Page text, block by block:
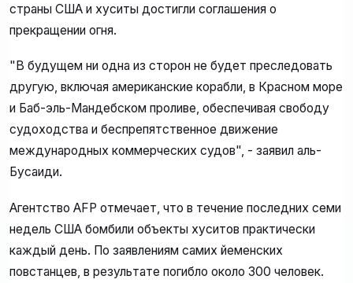
страны США и хуситы достигли соглашения о
прекращении огня.
"В будущем ни одна из сторон не будет преследовать
другую, включая американские корабли, в Красном море
и Баб-эль-Мандебском проливе, обеспечивая свободу
судоходства и беспрепятственное движение
международных коммерческих судов", - заявил аль-
Бусаиди.
Агентство AFP отмечает, что в течение последних семи
недель США бомбили объекты хуситов практически
каждый день. По заявлениям самих йеменских
повстанцев, в результате погибло около 300 человек.